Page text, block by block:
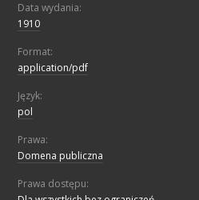
Data wydania:
1910
Format:
application/pdf
Język:
pol
Prawa:
Domena publiczna
Prawa dostępu: